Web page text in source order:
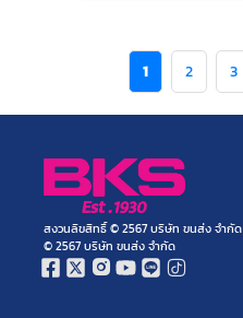
1 2 3
สงวนลิขสิทธิ์ © 2567 บริษัท ขนส่ง จำกัด
© 2567 บริษัท ขนส่ง จำกัด